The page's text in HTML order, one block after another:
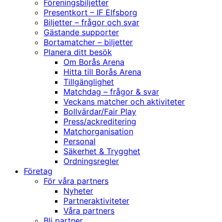
Föreningsbiljetter
Presentkort – IF Elfsborg
Biljetter – frågor och svar
Gästande supporter
Bortamatcher – biljetter
Planera ditt besök
Om Borås Arena
Hitta till Borås Arena
Tillgänglighet
Matchdag – frågor & svar
Veckans matcher och aktiviteter
Bollvärdar/Fair Play
Press/ackreditering
Matchorganisation
Personal
Säkerhet & Trygghet
Ordningsregler
Företag
För våra partners
Nyheter
Partneraktiviteter
Våra partners